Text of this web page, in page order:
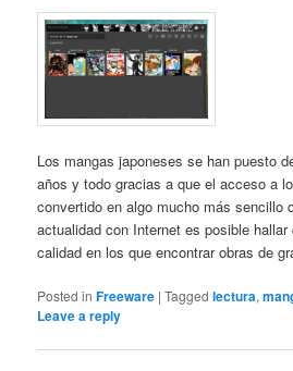
Los mangas japoneses se han puesto
años y todo gracias a que el acceso a
convertido en algo mucho más sencillo
actualidad con Internet es posible
calidad en los que encontrar obras de
Posted in Freeware |Tagged lectura,
Leave a reply